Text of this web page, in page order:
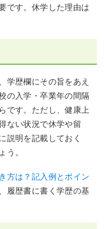
です。休学した理由は
学歴欄にその旨をあえ
の入学・卒業年の間隔
です。ただし、健康上
ない状況で休学や留
説明を記載しておく
う。
方は？記入例とポイン
履歴書に書く学歴の基